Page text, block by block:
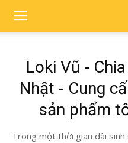
Loki Vũ -
Nhật - Cung
sản phẩm
Trong một thời gian dài